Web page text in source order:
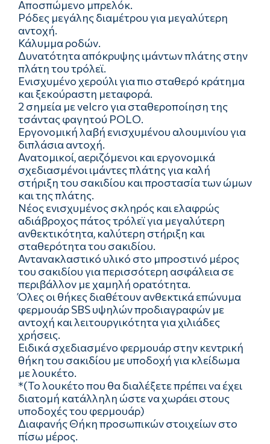
Αποσπώμενο μπρελόκ.
Ρόδες μεγάλης διαμέτρου για μεγαλύτερη
αντοχή.
Κάλυμμα ροδών.
Δυνατότητα απόκρυψης ιμάντων πλάτης στην
πλάτη του τρόλεϊ.
Ενισχυμένο χερούλι για πιο σταθερό κράτηµα
και ξεκούραστη μεταφορά.
2 σημεία με velcro για σταθεροποίηση της
τσάντας φαγητού POLO.
Εργονομική λαβή ενισχυμένου αλουμινίου για
διπλάσια αντοχή.
Ανατομικοί, αεριζόμενοι και εργονομικά
σχεδιασμένοι ιμάντες πλάτης για καλή
στήριξη του σακιδίου και προστασία των ώμων
και της πλάτης.
Νέος ενισχυμένος σκληρός και ελαφρώς
αδιάβροχος πάτος τρόλεϊ για μεγαλύτερη
ανθεκτικότητα, καλύτερη στήριξη και
σταθερότητα του σακιδίου.
Αντανακλαστικό υλικό στο μπροστινό μέρος
του σακιδίου για περισσότερη ασφάλεια σε
περιβάλλον με χαμηλή ορατότητα.
Όλες οι θήκες διαθέτουν ανθεκτικά επώνυμα
φερμουάρ SBS υψηλών προδιαγραφών με
αντοχή και λειτουργικότητα για χιλιάδες
χρήσεις.
Ειδικά σχεδιασμένο φερμουάρ στην κεντρική
θήκη του σακιδίου με υποδοχή για κλείδωμα
με λουκέτο.
*(Το λουκέτο που θα διαλέξετε πρέπει να έχει
διατομή κατάλληλη ώστε να χωράει στους
υποδοχές του φερμουάρ)
Διαφανής Θήκη προσωπικών στοιχείων στο
πίσω μέρος.